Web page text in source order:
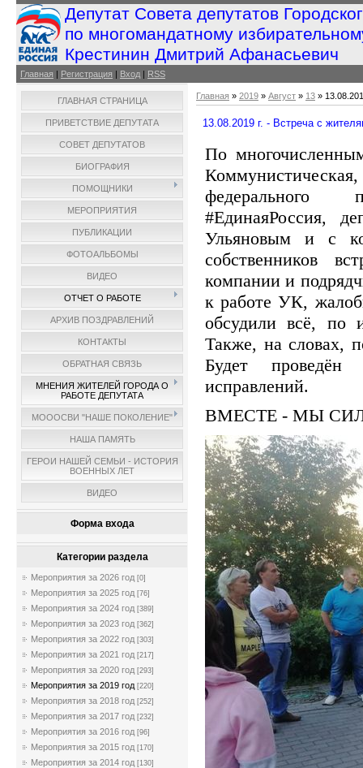
Депутат Совета депутатов
по многомандатному
Крестинин Дмитрий Афанасьевич
Главная | Регистрация | Вход | RSS
ГЛАВНАЯ СТРАНИЦА
ПРИВЕТСТВИЕ ДЕПУТАТА
СОВЕТ ДЕПУТАТОВ
БИОГРАФИЯ
ПОМОЩНИКИ
МЕРОПРИЯТИЯ
ПУБЛИКАЦИИ
ФОТОАЛЬБОМЫ
ВИДЕО
ОТЧЕТ О РАБОТЕ
АРХИВ ПОЗДРАВЛЕНИЙ
КОНТАКТЫ
ОБРАТНАЯ СВЯЗЬ
МНЕНИЯ ЖИТЕЛЕЙ ГОРОДА О
РАБОТЕ ДЕПУТАТА
МОООСВИ "НАШЕ ПОКОЛЕНИЕ"
НАША ПАМЯТЬ
ГЕРОИ НАШЕЙ СЕМЬИ - ИСТОРИЯ
ВОЕННЫХ ЛЕТ
ВИДЕО
Форма входа
Категории раздела
Мероприятия за 2026 год [0]
Мероприятия за 2025 год [76]
Мероприятия за 2024 год [389]
Мероприятия за 2023 год [362]
Мероприятия за 2022 год [303]
Мероприятия за 2021 год [217]
Мероприятия за 2020 год [293]
Мероприятия за 2019 год [220]
Мероприятия за 2018 год [252]
Мероприятия за 2017 год [232]
Мероприятия за 2016 год [96]
Мероприятия за 2015 год [170]
Мероприятия за 2014 год [130]
Главная » 2019 » Август » 13 »
13.08.2019 г. - Встреча с
По
федерального
#ЕдинаяРоссия,
Ульяновым и с
собственников
компании и
к работе УК,
обсудили всё, по
Также, на словах,
Будет проведён
исправлений.
ВМЕСТЕ - МЫ